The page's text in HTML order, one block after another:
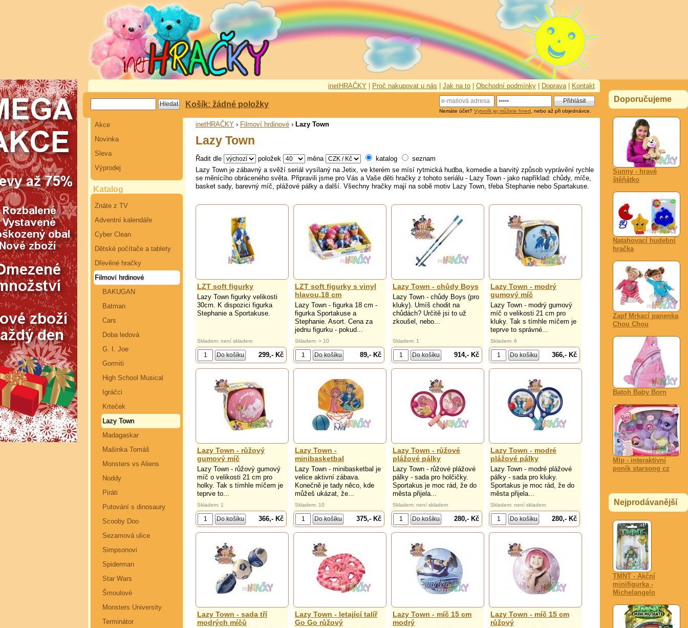
Doporučujeme
Sunny - hravé
štěňátko
Natahovací hudební
hračka
Zapf Mrkací panenka
Chou Chou
Batoh Baby Born
Mlp - interaktivní
poník starsong cz
Nejprodávanější
TMNT - Akční
minifigurka -
Michelangelo
inetHRAČKY Proč nakupovat u nás Jak na to Obchodní podmínky Doprava| Kontakt
Nemáte účet? Vytvořit jej můžete hned , nebo až při objednávce.
Košík: žádné položky
Akce
Novinka
Sleva
Výprodej
Katalog
Znáte z TV
Adventní kalendáře
Cyber Clean
Dětské počítače a tablety
Dřevěné hračky
Filmoví hrdinové
BAKUGAN
Batman
Cars
Doba ledová
G. I. Joe
Gormiti
High School Musical
Igráčci
Krteček
Lazy Town
Madagaskar
Mašinka Tomáš
Monsters vs Aliens
Noddy
Piráti
Putování s dinosaury
Scooby Doo
Sezamová ulice
Simpsonovi
Spiderman
Star Wars
Šmoulové
Monsters University
Terminátor
inetHRAČKY › Filmoví hrdinové › Lazy Town
Lazy Town
Řadit dle položek měna katalog
seznam
Lazy Town je zábavný a svěží seriál vysílaný na Jetix, ve kterém se mísí rytmická hudba, komedie a barvitý způsob vyprávění rychle
se měnícího obráceného světa. Připravili jsme pro Vás a Vaše děti hračky z tohoto seriálu - Lazy Town - jako například: chůdy, míče,
basket sady, barevný míč, plážové pálky a další. Všechny hračky mají na sobě motiv Lazy Town, třeba Stephanie nebo Spartakuse.
LZT soft figurky
Lazy Town figurky velikosti
30cm. K dispozici figurka
Stephanie a Sportakuse.
Skladem: není skladem
299,- Kč
LZT soft figurky s vinyl
hlavou,18 cm
Lazy Town - figurka 18 cm -
figurka Sportakuse a
Stephanie. Asort. Cena za
jednu figurku - pokud...
Skladem: > 10
89,- Kč
Lazy Town - chůdy Boys
Lazy Town - chůdy Boys (pro
kluky). Umíš chodit na
chůdách? Určitě jsi to už
zkoušel, nebo...
Skladem: 1
914,- Kč
Lazy Town - modrý
gumový míč
Lazy Town - modrý gumový
míč o velikosti 21 cm pro
kluky. Tak s tímhle míčem je
teprve to správné...
Skladem: 6
366,- Kč
Lazy Town - růžový
gumový míč
Lazy Town - růžový gumový
míč o velikosti 21 cm pro
holky. Tak s tímhle míčem je
teprve to...
Skladem: 1
366,- Kč
Lazy Town -
minibasketbal
Lazy Town - minibasketbal je
velice aktivní zábava.
Konečně je tady něco, kde
můžeš ukázat, že...
Skladem: 10
375,- Kč
Lazy Town - růžové
plážové pálky
Lazy Town - růžové plážové
pálky - sada pro holčičky.
Sportakus je moc rád, že do
města přijela...
Skladem: není skladem
280,- Kč
Lazy Town - modré
plážové pálky
Lazy Town - modré plážové
pálky - sada pro kluky.
Sportakus je moc rád, že do
města přijela...
Skladem: není skladem
280,- Kč
Lazy Town - sada tří
modrých míčů
Lazy Town - letající talíř
Go Go růžový
Lazy Town - míč 15 cm
modrý
Lazy Town - míč 15 cm
růžový